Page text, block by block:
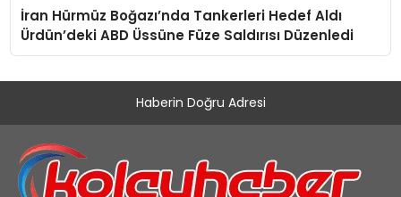
İran Hürmüz Boğazı’nda Tankerleri Hedef Aldı
Ürdün’deki ABD Üssüne Füze Saldırısı Düzenledi
Haberin Doğru Adresi